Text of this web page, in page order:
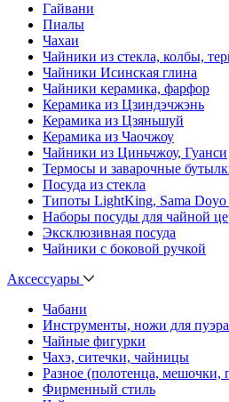
Гайвани
Пиалы
Чахаи
Чайники из стекла, колбы,
Чайники Исинская глина
Чайники керамика, фарфор
Керамика из Цзиндэчжэнь
Керамика из Цзяньшуй
Керамика из Чаочжоу
Чайники из Циньчжоу, Гуанси
Термосы и заварочные
Посуда из стекла
Типоты LightKing, Sama Doyo
Наборы посуды для чайной
Эксклюзивная посуда
Чайники с боковой ручкой
Аксессуары
Чабани
Инструменты, ножи для пуэра
Чайные фигурки
Чахэ, ситечки, чайницы
Разное (полотенца, мешочки,
Фирменный стиль